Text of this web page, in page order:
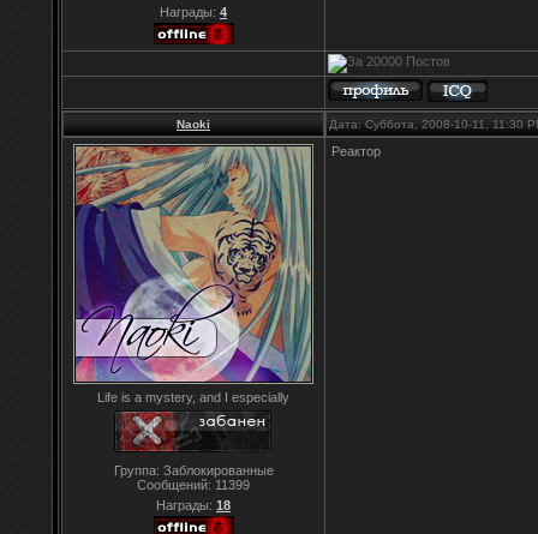
Награды: 4
Naoki Дата: Суббота, 2008-10-11, 11:30
Life is a mystery, and I especially
Группа: Заблокированные
Сообщений: 11399
Награды: 18
Реактор